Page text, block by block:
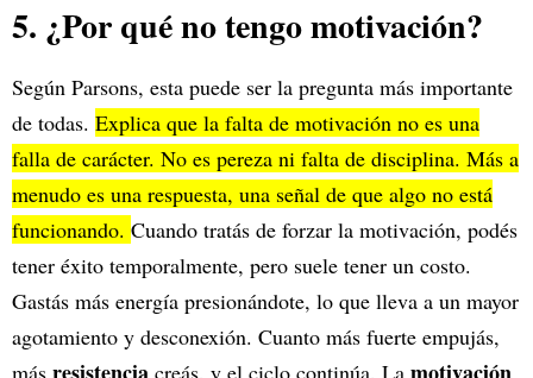
5. ¿Por qué no tengo motivación?
Según Parsons, esta puede ser la pregunta más importante
de todas. Explica que la falta de motivación no es una
falla de carácter. No es pereza ni falta de disciplina. Más a
menudo es una respuesta, una señal de que algo no está
funcionando. Cuando tratás de forzar la motivación, podés
tener éxito temporalmente, pero suele tener un costo.
Gastás más energía presionándote, lo que lleva a un mayor
agotamiento y desconexión. Cuanto más fuerte empujás,